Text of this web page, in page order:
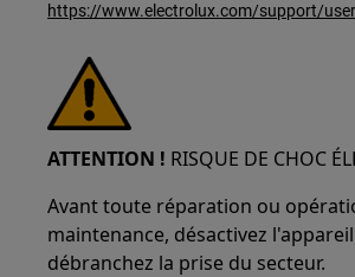
https://www.electrolux.com/support/
ATTENTION ! RISQUE DE CHOC
Avant toute réparation ou
maintenance, désactivez
débranchez la prise du secteur.